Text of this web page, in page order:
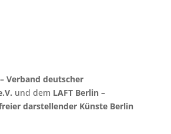
Verband deutscher
und dem LAFT Berlin –
darstellender Künste Berlin